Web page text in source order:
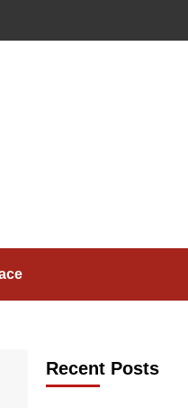
Recent Posts